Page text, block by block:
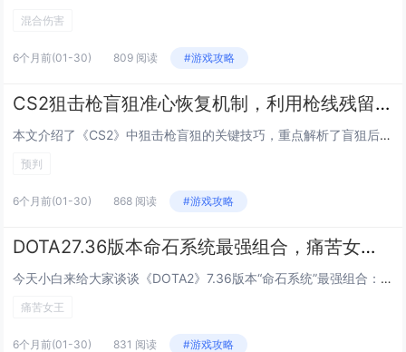
混合伤害
6个月前(01-30) 809 阅读 #游戏攻略
CS2狙击枪盲狙准心恢复机制，利用枪线残留预判第二发子弹命中技巧
本文介绍了《CS2》中狙击枪盲狙的关键技巧，重点解析了盲狙后准心恢复的机制：开镜瞬间的准心位置受前一发子弹射击时的准心偏移、后坐力及屏幕抖动影响，系统会基于物理模型动态重置准心回弹路径，熟练玩家可利用枪线（即子弹实际飞行轨迹）在屏幕上的短暂...
预判
6个月前(01-30) 868 阅读 #游戏攻略
DOTA27.36版本命石系统最强组合，痛苦女王闪烁无CD的碾压级搭配
今天小白来给大家谈谈《DOTA2》7.36版本“命石系统”最强组合：“痛苦女王”闪烁无CD的碾压级搭配。，以及对应的知识点，希望对大家有所帮助，不要忘了收藏本站呢今天给各位分享《DOTA2》7.36版本“命石系统”最强组合：“痛苦女王”闪烁...
痛苦女王
6个月前(01-30) 831 阅读 #游戏攻略